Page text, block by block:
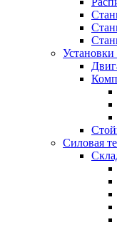
Установки
Силовая